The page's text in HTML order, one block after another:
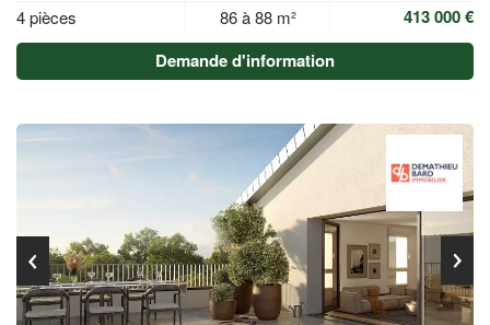
4 pièces 86 à 88 m²
413 000 €
Demande d'information